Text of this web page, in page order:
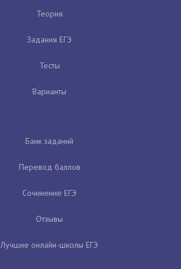
Теория
Задания ЕГЭ
Тесты
Варианты
Банк заданий
Перевод баллов
Сочинение ЕГЭ
Отзывы
Лучшие онлайн-школы ЕГЭ